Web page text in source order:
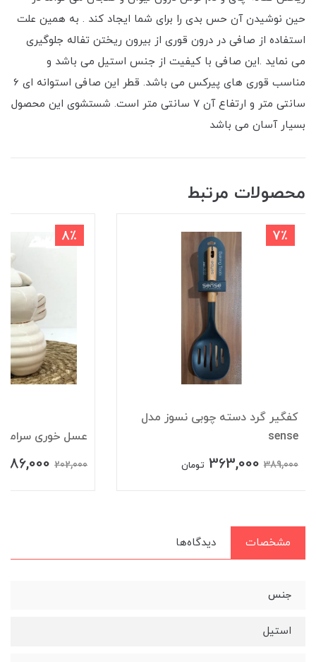
حین نوشیدن آن حس بدی را برای شما ایجاد کند . به همین علت
استفاده از صافی در درون قوری از بیرون ریختن تفاله جلوگیری
می نماید .این صافی با کیفیت از جنس استیل می باشد و
مناسب قوری های پیرکس می باشد. قطر این صافی استوانه ای 6
سانتی متر و ارتفاع آن 7 سانتی متر است. شستشوی این محصول
بسیار آسان می باشد
محصولات مرتبط
7٪
کفگیر گرد دسته چوبی نسوز مدل
sense
389,000
363,000 تومان
8٪
عسل خوری
202,000
186,000
مشخصات دیدگاه‌ها
جنس
استیل